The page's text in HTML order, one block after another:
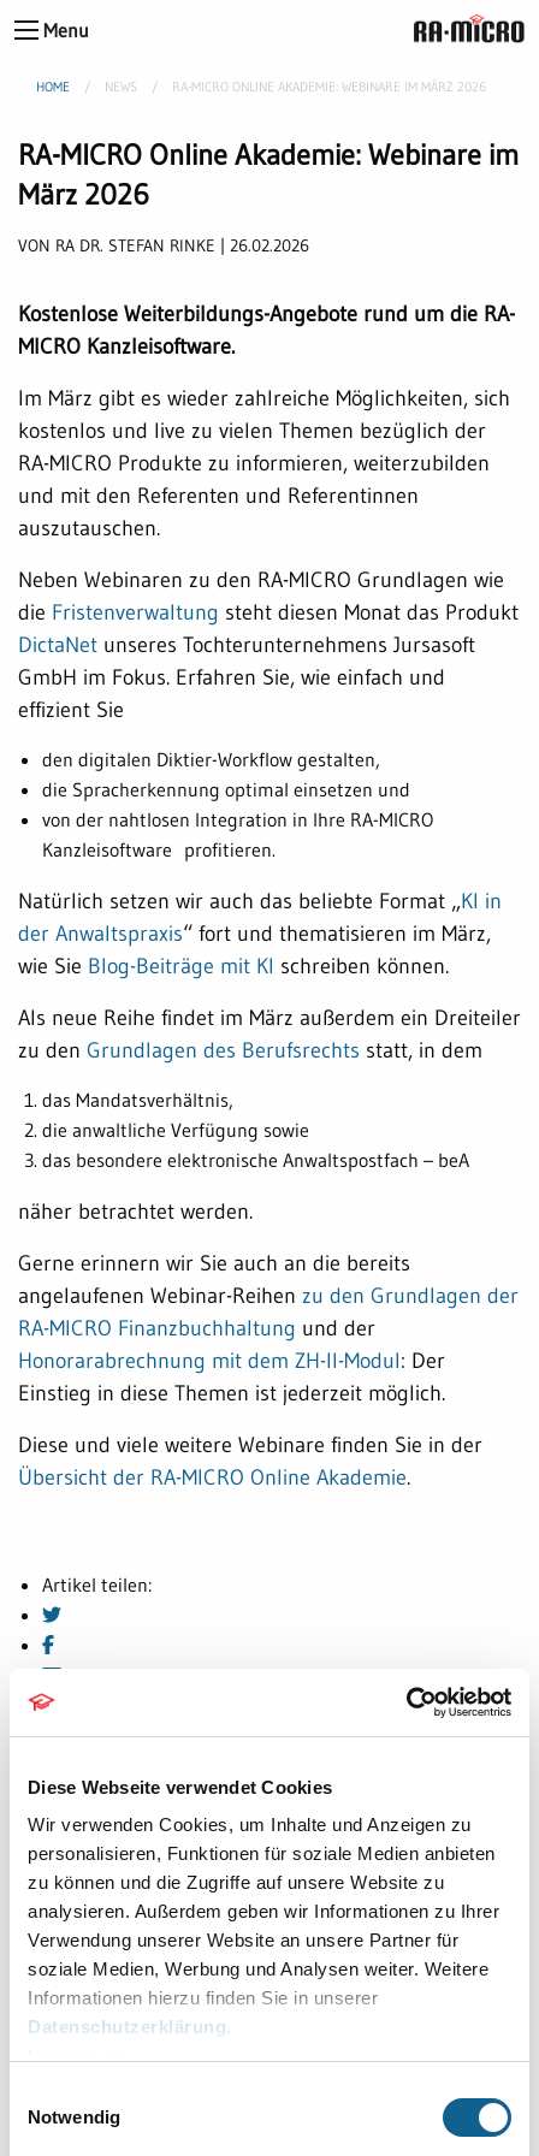
Diese Webseite verwendet Cookies
Wir verwenden Cookies, um Inhalte und Anzeigen zu
personalisieren, Funktionen für soziale Medien anbieten
zu können und die Zugriffe auf unsere Website zu
analysieren. Außerdem geben wir Informationen zu Ihrer
Verwendung unserer Website an unsere Partner für
soziale Medien, Werbung und Analysen weiter. Weitere
Informationen hierzu finden Sie in unserer
Datenschutzerklärung.
Notwendig
Menu
HOME NEWS RA-MICRO ONLINE AKADEMIE: WEBINARE IM MÄRZ 2026
RA-MICRO Online Akademie: Webinare im
März 2026
VON RA DR. STEFAN RINKE | 26.02.2026
Kostenlose Weiterbildungs-Angebote rund um die RA-
MICRO Kanzleisoftware.
Im März gibt es wieder zahlreiche Möglichkeiten, sich
kostenlos und live zu vielen Themen bezüglich der
RA-MICRO Produkte zu informieren, weiterzubilden
und mit den Referenten und Referentinnen
auszutauschen.
Neben Webinaren zu den RA-MICRO Grundlagen wie
die Fristenverwaltung steht diesen Monat das Produkt
DictaNet unseres Tochterunternehmens Jursasoft
GmbH im Fokus. Erfahren Sie, wie einfach und
effizient Sie
den digitalen Diktier-Workflow gestalten,
die Spracherkennung optimal einsetzen und
von der nahtlosen Integration in Ihre RA-MICRO
Kanzleisoftware profitieren.
Natürlich setzen wir auch das beliebte Format „KI in
der Anwaltspraxis“ fort und thematisieren im März,
wie Sie Blog-Beiträge mit KI schreiben können.
Als neue Reihe findet im März außerdem ein Dreiteiler
zu den Grundlagen des Berufsrechts statt, in dem
das Mandatsverhältnis,
die anwaltliche Verfügung sowie
das besondere elektronische Anwaltspostfach – beA
näher betrachtet werden.
Gerne erinnern wir Sie auch an die bereits
angelaufenen Webinar-Reihen zu den Grundlagen der
RA-MICRO Finanzbuchhaltung und der
Honorarabrechnung mit dem ZH-II-Modul: Der
Einstieg in diese Themen ist jederzeit möglich.
Diese und viele weitere Webinare finden Sie in der
Übersicht der RA-MICRO Online Akademie.
Artikel teilen:
Neue Anforderungen an die Mandantenkommunikation
RA-MICRO Online Akademie: Webinare im März 2026
→ Neue Video-Reihe: JURA KI Assistent — Praxiswissen
Schritt für Schritt
Die Druckdateinummer: Dokumente sicher wiederfinden
Newsletter bestellen